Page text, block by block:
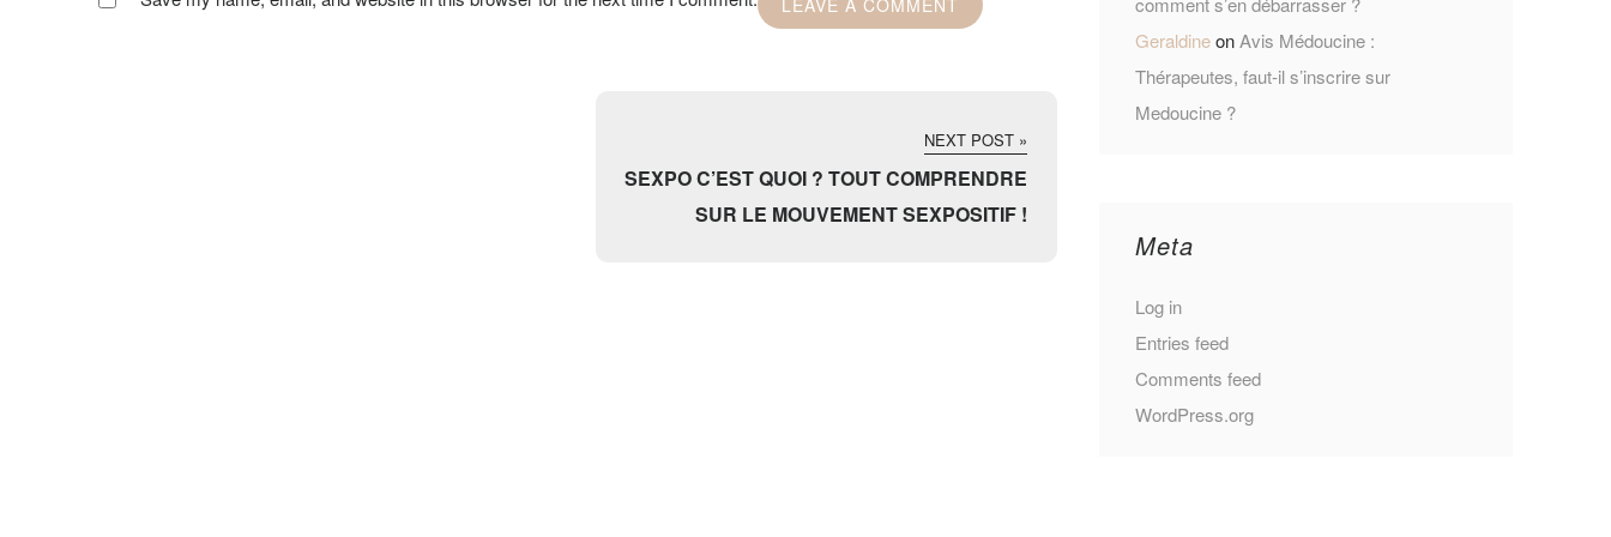
NEXT POST »
SEXPO C’EST QUOI ? TOUT COMPRENDRE
SUR LE MOUVEMENT SEXPOSITIF !
GeraldineonAvis Médoucine :
Thérapeutes, faut-il s’inscrire sur
Medoucine ?
Meta
Log in
Entries feed
Comments feed
WordPress.org